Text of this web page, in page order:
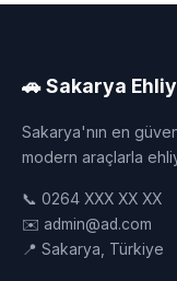
🚗 Sakarya
Sakarya'nın en
modern araçlarla
📞 0264 XXX XX XX
✉️ admin@ad.com
📍 Sakarya, Türkiye